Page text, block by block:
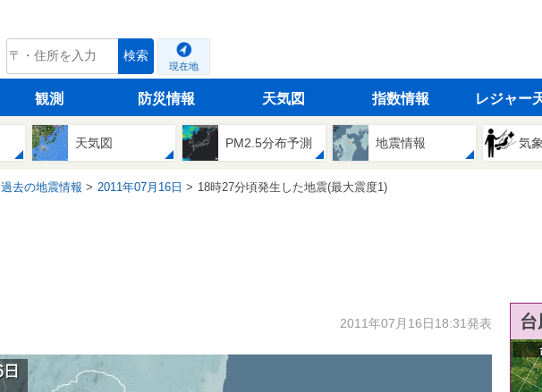
tenki.jp 検索
現在地
観測 防災情報 天気図 指数情報 レジャー
天気図 PM2.5分布予測 地震情報 気
過去の地震情報 2011年07月16日 18時27分頃発生した地震(最大震度1)
2011年07月16日18:31発表